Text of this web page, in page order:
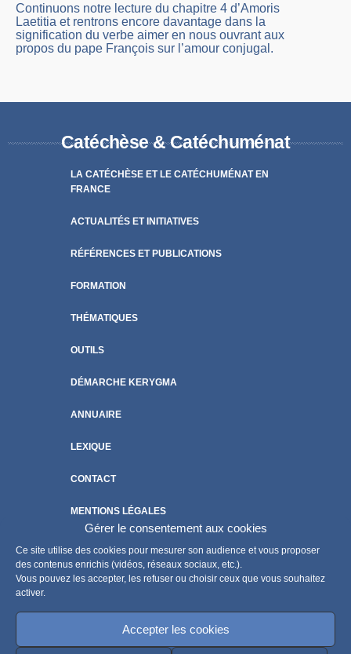
Gérer le consentement aux cookies
Ce site utilise des cookies pour mesurer son audience et vous proposer
des contenus enrichis (vidéos, réseaux sociaux, etc.).
Vous pouvez les accepter, les refuser ou choisir ceux que vous souhaitez
activer.
Accepter les cookies
Continuons notre lecture du chapitre 4 d’Amoris
Laetitia et rentrons encore davantage dans la
signification du verbe aimer en nous ouvrant aux
propos du pape François sur l’amour conjugal.
Catéchèse & Catéchuménat
LA CATÉCHÈSE ET LE CATÉCHUMÉNAT EN
FRANCE
ACTUALITÉS ET INITIATIVES
RÉFÉRENCES ET PUBLICATIONS
FORMATION
THÉMATIQUES
OUTILS
DÉMARCHE KERYGMA
ANNUAIRE
LEXIQUE
CONTACT
MENTIONS LÉGALES